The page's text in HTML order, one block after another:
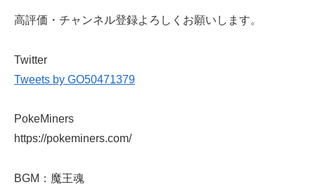
高評価・チャンネル登録よろしくお願いします。
Twitter
Tweets by GO50471379
PokeMiners
https://pokeminers.com/
BGM：魔王魂